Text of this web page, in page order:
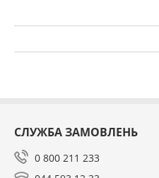
СЛУЖБА ЗАМОВЛЕНЬ
0 800 211 233